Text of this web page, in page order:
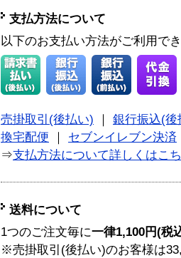
支払方法について
以下のお支払い方法がご利用で
売掛取引(後払い)
銀行振込(後
換宅配便
セブンイレブン決済
⇒支払方法について詳しくはこ
送料について
1つのご注文毎に一律1,100円(税
※売掛取引(後払い)のお客様は